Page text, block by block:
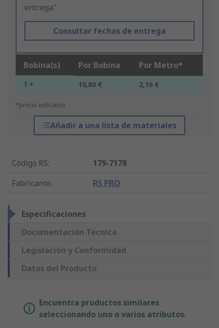
entrega"
Consultar fechas de entrega
Bobina(s) Por Bobina Por Metro*
1 + 10,80 € 2,16 €
*precio indicativo
Añadir a una lista de materiales
Código RS:
179-7178
Fabricante: RS PRO
Especificaciones
Documentación Técnica
Legislación y Conformidad
Datos del Producto
Encuentra productos similares
seleccionando uno o varios atributos.